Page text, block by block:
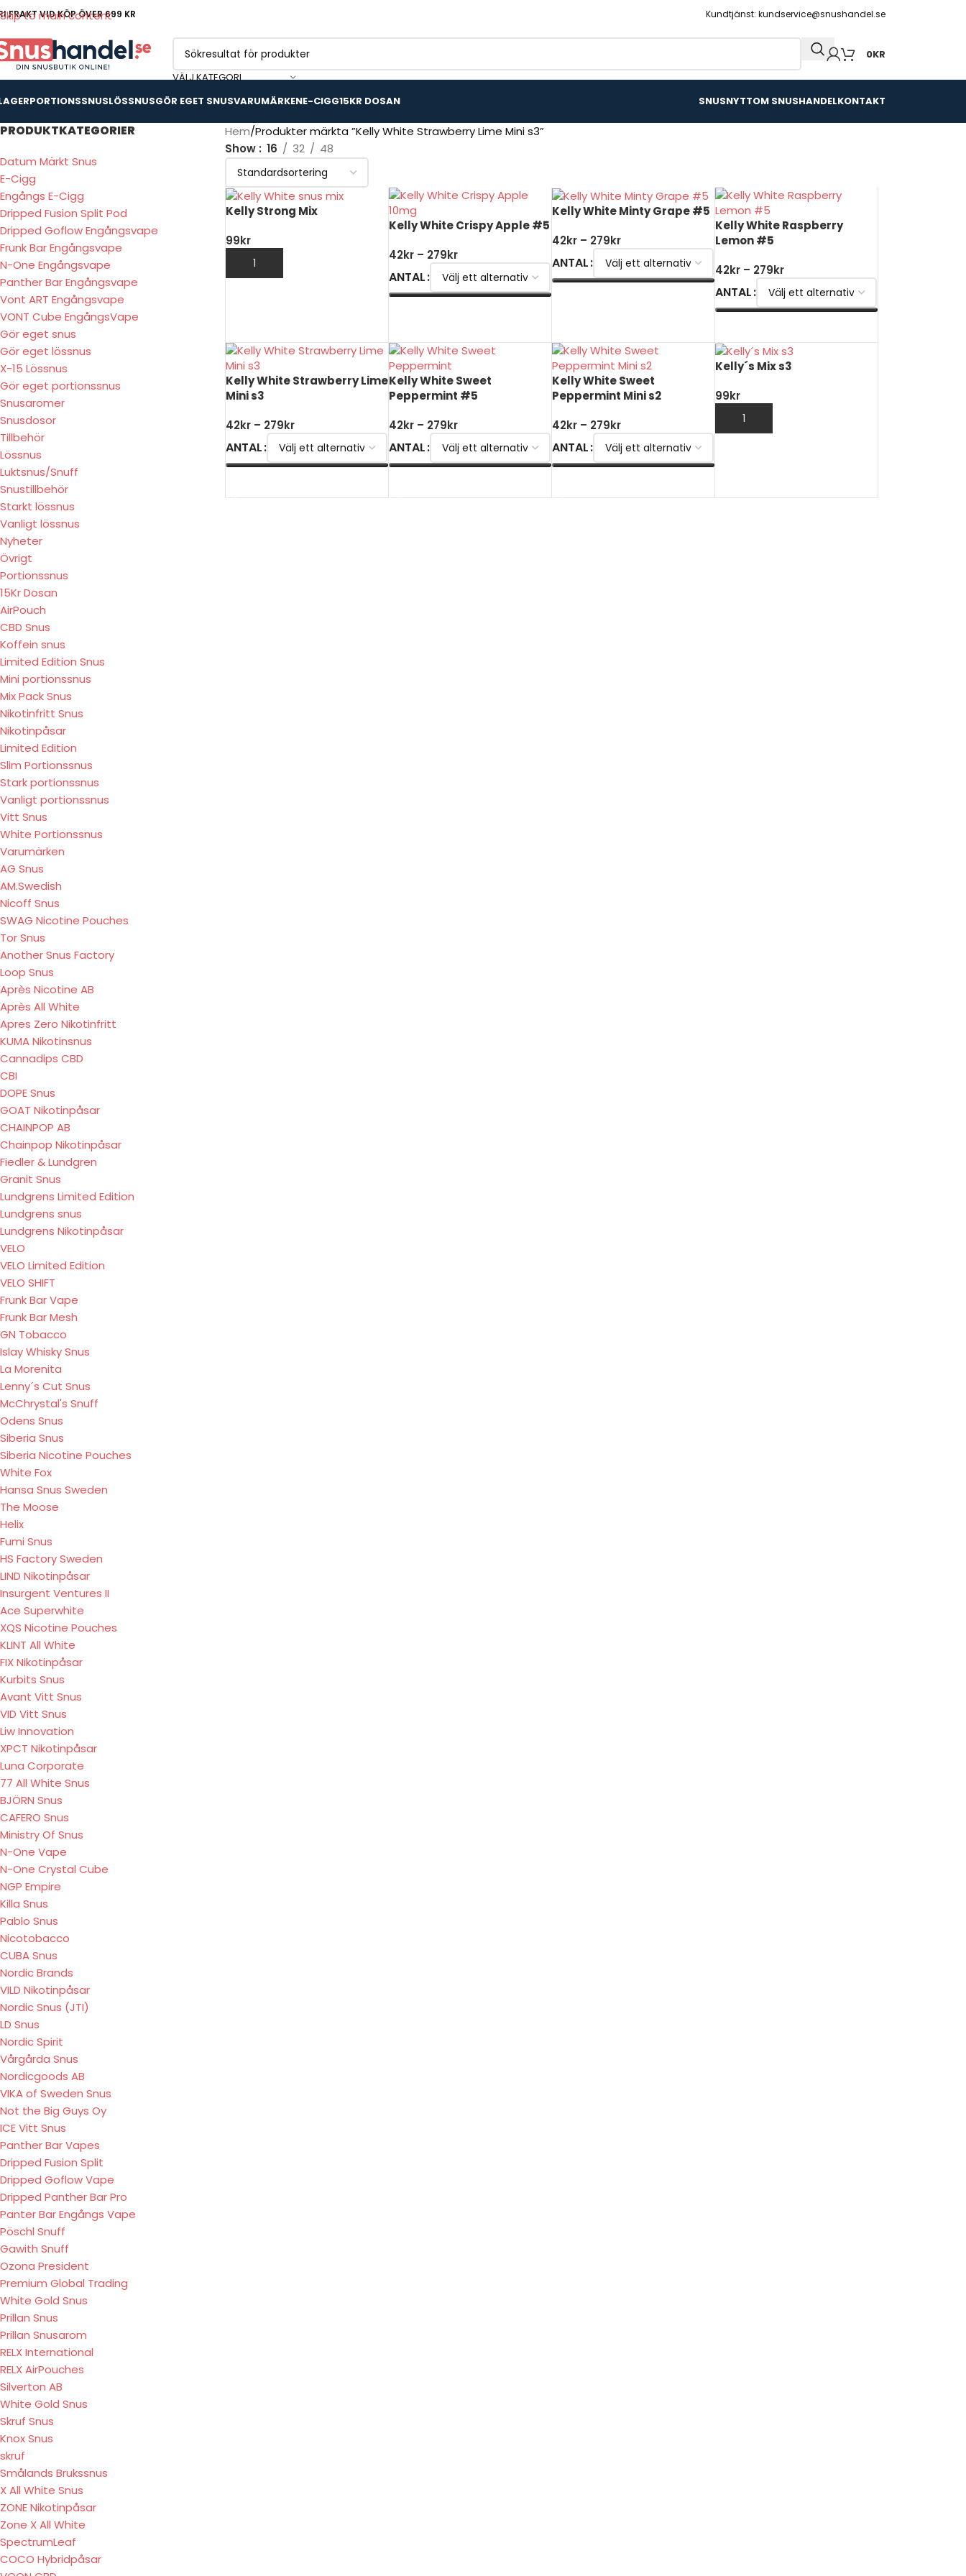
Skip to main content
FRAKT VID KÖP ÖVER 699 KR Kundtjänst: kundservice@snushandel.se
VÄLJ KATEGORI
0KR
PORTIONSSNUSLÖSSNUSGÖR EGET SNUSVARUMÄRKENE-CIGG15KR DOSAN SNUSNYTTOM SNUSHANDELKONTAKT
PRODUKTKATEGORIER
Datum Märkt Snus
E-Cigg
Engångs E-Cigg
Dripped Fusion Split Pod
Dripped Goflow Engångsvape
Frunk Bar Engångsvape
N-One Engångsvape
Panther Bar Engångsvape
Vont ART Engångsvape
VONT Cube EngångsVape
Gör eget snus
Gör eget lössnus
X-15 Lössnus
Gör eget portionssnus
Snusaromer
Snusdosor
Tillbehör
Lössnus
Luktsnus/Snuff
Snustillbehör
Starkt lössnus
Vanligt lössnus
Nyheter
Övrigt
Portionssnus
15Kr Dosan
AirPouch
CBD Snus
Koffein snus
Limited Edition Snus
Mini portionssnus
Mix Pack Snus
Nikotinfritt Snus
Nikotinpåsar
Limited Edition
Slim Portionssnus
Stark portionssnus
Vanligt portionssnus
Vitt Snus
White Portionssnus
Varumärken
AG Snus
AM.Swedish
Nicoff Snus
SWAG Nicotine Pouches
Tor Snus
Another Snus Factory
Loop Snus
Après Nicotine AB
Après All White
Apres Zero Nikotinfritt
KUMA Nikotinsnus
Cannadips CBD
CBI
DOPE Snus
GOAT Nikotinpåsar
CHAINPOP AB
Chainpop Nikotinpåsar
Fiedler & Lundgren
Granit Snus
Lundgrens Limited Edition
Lundgrens snus
Lundgrens Nikotinpåsar
VELO
VELO Limited Edition
VELO SHIFT
Frunk Bar Vape
Frunk Bar Mesh
GN Tobacco
Islay Whisky Snus
La Morenita
Lenny´s Cut Snus
McChrystal's Snuff
Odens Snus
Siberia Snus
Siberia Nicotine Pouches
White Fox
Hansa Snus Sweden
The Moose
Helix
Fumi Snus
HS Factory Sweden
LIND Nikotinpåsar
Insurgent Ventures II
Ace Superwhite
XQS Nicotine Pouches
KLINT All White
FIX Nikotinpåsar
Kurbits Snus
Avant Vitt Snus
VID Vitt Snus
Liw Innovation
XPCT Nikotinpåsar
Luna Corporate
77 All White Snus
BJÖRN Snus
CAFERO Snus
Ministry Of Snus
N-One Vape
N-One Crystal Cube
NGP Empire
Killa Snus
Pablo Snus
Nicotobacco
CUBA Snus
Nordic Brands
VILD Nikotinpåsar
Nordic Snus (JTI)
LD Snus
Nordic Spirit
Vårgårda Snus
Nordicgoods AB
VIKA of Sweden Snus
Not the Big Guys Oy
ICE Vitt Snus
Panther Bar Vapes
Dripped Fusion Split
Dripped Goflow Vape
Dripped Panther Bar Pro
Panter Bar Engångs Vape
Pöschl Snuff
Gawith Snuff
Ozona President
Premium Global Trading
White Gold Snus
Prillan Snus
Prillan Snusarom
RELX International
RELX AirPouches
Silverton AB
White Gold Snus
Skruf Snus
Knox Snus
skruf
Smålands Brukssnus
X All White Snus
ZONE Nikotinpåsar
Zone X All White
SpectrumLeaf
COCO Hybridpåsar
Hem Produkter märkta ”Kelly White Strawberry Lime Mini s3”
Show
16 32 48
Kelly Strong Mix
99kr
LÄGG TILL I VARUKORG
Kelly White Crispy Apple #5
42kr – 279kr
ANTAL
Kelly White Minty Grape #5
42kr – 279kr
ANTAL
Kelly White Raspberry
Lemon #5
42kr – 279kr
ANTAL
Kelly White Strawberry Lime
Mini s3
42kr – 279kr
ANTAL
Kelly White Sweet
Peppermint #5
42kr – 279kr
ANTAL
Kelly White Sweet
Peppermint Mini s2
42kr – 279kr
ANTAL
Kelly´s Mix s3
99kr
LÄGG TILL I VARUKORG